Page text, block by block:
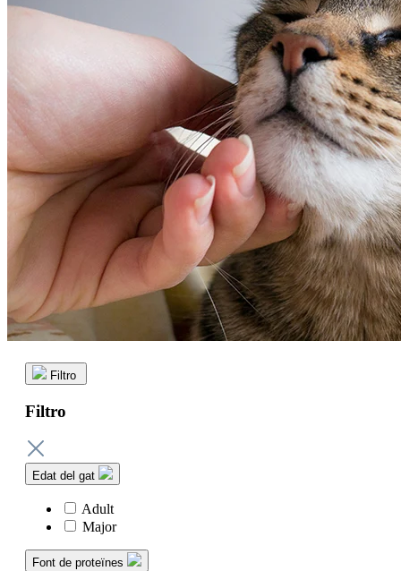
Filtro
Filtro
Edat del gat
Adult
Major
Font de proteïnes